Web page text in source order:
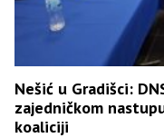
Nešić u Gradišci:
zajedničkom
koaliciji